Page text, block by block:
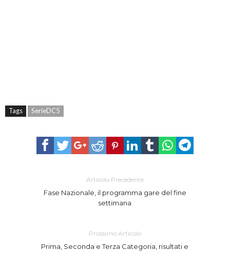
Tags SerieDC5
Articolo Precedente
Fase Nazionale, il programma gare del fine
settimana
Prossimo Articolo
Prima, Seconda e Terza Categoria, risultati e